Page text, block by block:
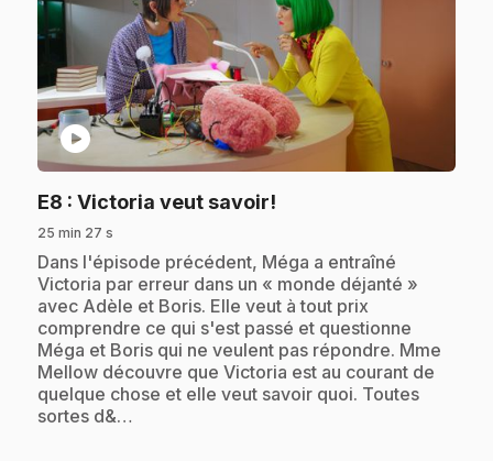
play_circle
E8 : Victoria veut savoir!
25 min 27 s
.Dans l'épisode précédent, Méga a entraîné
Victoria par erreur dans un « monde déjanté »
avec Adèle et Boris. Elle veut à tout prix
comprendre ce qui s'est passé et questionne
Méga et Boris qui ne veulent pas répondre. Mme
Mellow découvre que Victoria est au courant de
quelque chose et elle veut savoir quoi. Toutes
sortes d&…